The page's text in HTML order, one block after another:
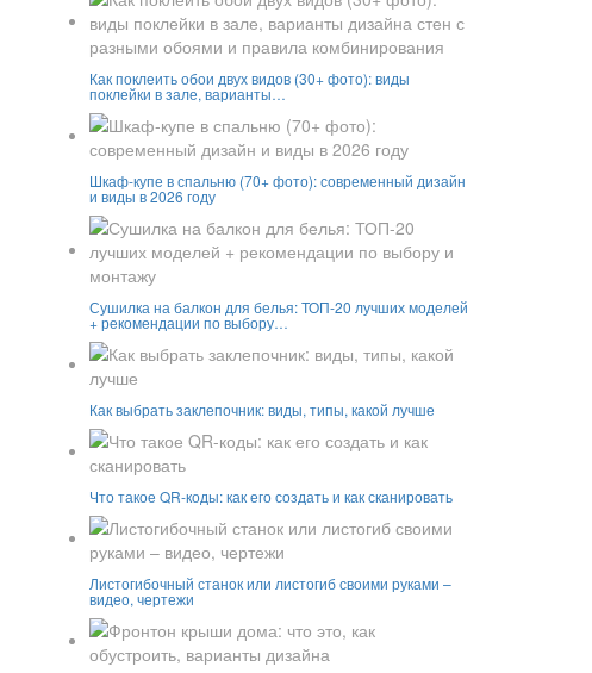
Как поклеить обои двух видов (30+ фото): виды
поклейки в зале, варианты…
Шкаф-купе в спальню (70+ фото): современный дизайн
и виды в 2026 году
Сушилка на балкон для белья: ТОП-20 лучших моделей
+ рекомендации по выбору…
Как выбрать заклепочник: виды, типы, какой лучше
Что такое QR-коды: как его создать и как сканировать
Листогибочный станок или листогиб своими руками –
видео, чертежи